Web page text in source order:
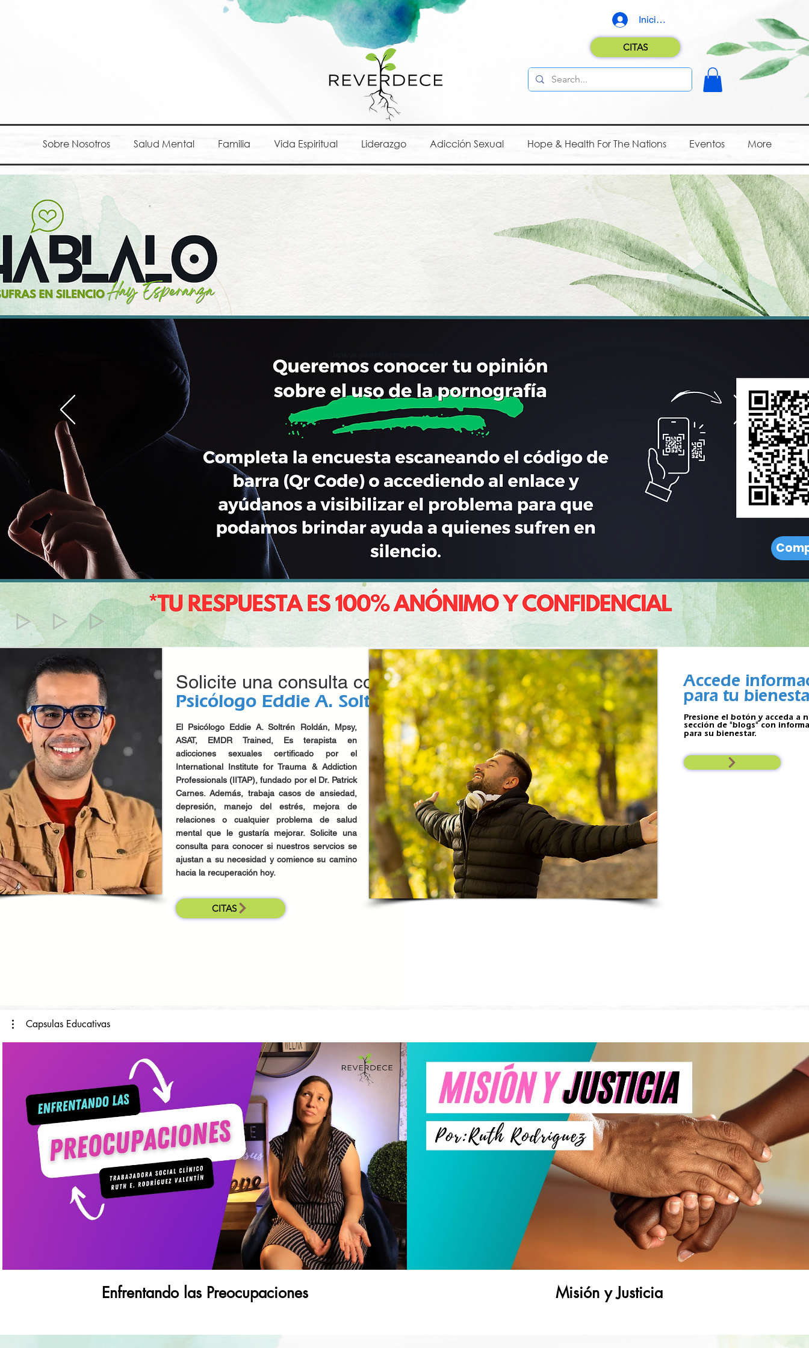
Iniciar sesión
CITAS
Sobre Nosotros Salud Mental Familia Vida Espiritual Liderazgo Adicción Sexual Hope & Health For The Nations Eventos More
Accede
Para tu
Solicite una consulta con el
Psicólogo Eddie A. Soltrén Roldán
El Psicólogo Eddie A. Soltrén Roldán, Mpsy,
ASAT, EMDR Trained, Es terapista en
adicciones sexuales certificado por el
International Institute for Trauma & Addiction
Professionals (IITAP), fundado por el Dr. Patrick
Carnes. Además, trabaja casos de ansiedad,
depresión, manejo del estrés, mejora de
relaciones o cualquier problema de salud
mental que le gustaría mejorar. Solicite una
consulta para conocer si nuestros servcios se
ajustan a su necesidad y comience su camino
hacia la recuperación hoy.
CITAS
Accede
para tu
Presione el botón y acceda a
sección de "blogs" con
para su bienestar.
Capsulas Educativas
Reproducir video
Enfrentando las Preocupaciones
Reproducir video
Misión y Justicia